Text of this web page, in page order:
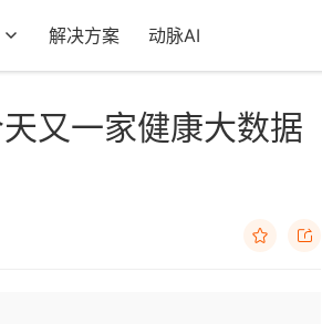
解决方案 动脉AI
又一家健康大数据
 